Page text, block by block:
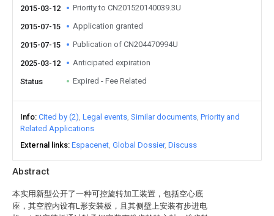
Abstract
本实用新型公开了一种可控旋转加工装置，包括空心底
座，其空腔内设有L形安装板，且其侧壁上安装有步进电
2015-03-12
Priority to CN201520140039.3U
2015-07-15 Application granted
2015-07-15 Publication of CN204470994U
2025-03-12 Anticipated expiration
Status Expired - Fee Related
Info Cited by (2) Legal events Similar documents Priority and
Related Applications
External links Espacenet Global Dossier Discuss